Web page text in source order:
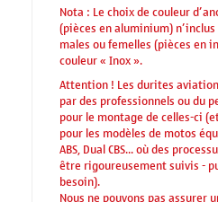
Nota : Le choix de couleur
(pièces en aluminium)
males ou femelles (pièces en
couleur « Inox ».
Attention ! Les durites
par des professionnels ou du
pour le montage de celles-ci
pour les modèles de motos
ABS, Dual CBS... où des
être rigoureusement suivis -
besoin).
Nous ne pouvons pas assurer